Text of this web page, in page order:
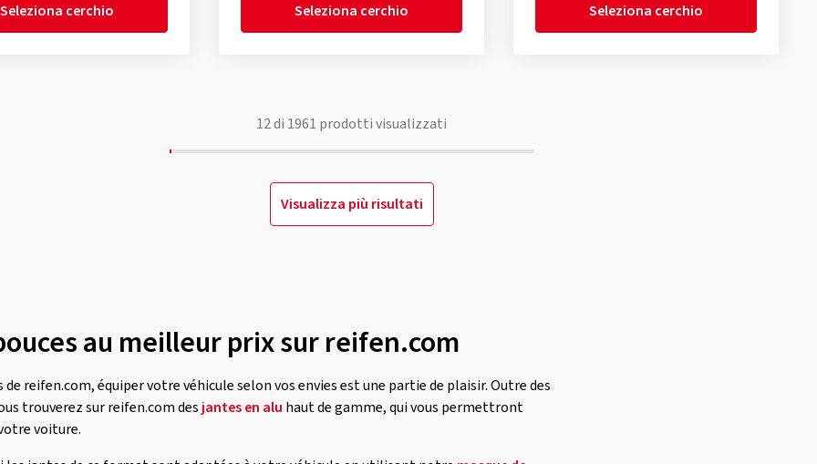
Seleziona cerchio Seleziona cerchio Seleziona cerchio
12di 1961 prodotti visualizzati
Visualizza più risultati
au meilleur prix sur reifen.com
de reifen.com, équiper votre véhicule selon vos envies est une partie de plaisir. Outre des
trouverez sur reifen.com des jantes en alu haut de gamme, qui vous permettront
voiture.